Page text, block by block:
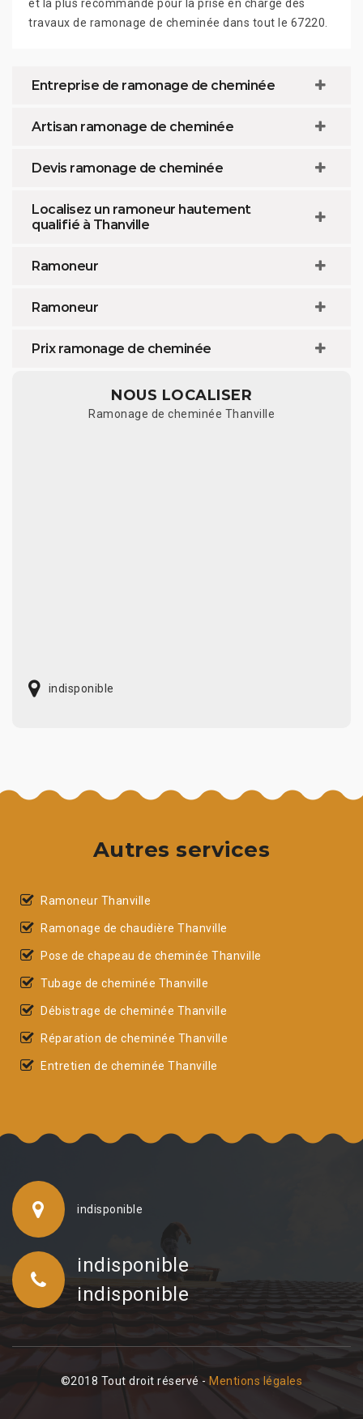
et la plus recommandé pour la prise en charge des
travaux de ramonage de cheminée dans tout le 67220.
Entreprise de ramonage de cheminée
Artisan ramonage de cheminée
Devis ramonage de cheminée
Localisez un ramoneur hautement
qualifié à Thanville
Ramoneur
Ramoneur
Prix ramonage de cheminée
NOUS LOCALISER
Ramonage de cheminée Thanville
indisponible
Autres services
Ramoneur Thanville
Ramonage de chaudière Thanville
Pose de chapeau de cheminée Thanville
Tubage de cheminée Thanville
Débistrage de cheminée Thanville
Réparation de cheminée Thanville
Entretien de cheminée Thanville
indisponible
indisponible
indisponible
©2018 Tout droit réservé - Mentions légales